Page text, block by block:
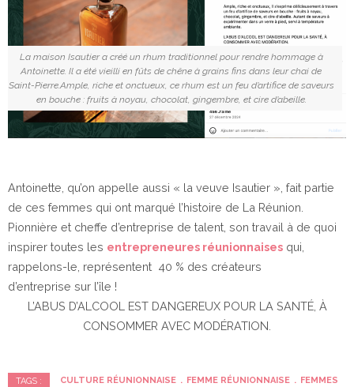
La maison Isautier a créé un rhum traditionnel pour rendre hommage à
Antoinette. Il a été vieilli en fûts de chêne à grains fins dans leur chai de
Saint-Pierre.Ample, riche et onctueux, ce rhum est un feu d’artifice de saveurs
en bouche : fruits à noyau, chocolat, gingembre, et cire d’abeille.
Antoinette, qu’on appelle aussi « la veuve Isautier », fait partie
de ces femmes qui ont marqué l’histoire de La Réunion.
Pionnière et cheffe d’entreprise de talent, son travail à de quoi
inspirer toutes les entrepreneures réunionnaises qui,
rappelons-le, représentent 40 % des créateurs
d’entreprise sur l’île !
L’ABUS D’ALCOOL EST DANGEREUX POUR LA SANTÉ, À
CONSOMMER AVEC MODÉRATION.
TAGS : CULTURE RÉUNIONNAISE FEMME RÉUNIONNAISE
FEMMES